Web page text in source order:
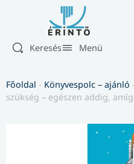
Keresés Menü
Főoldal - Könyvespolc – ajánló -
szükség – egészen addig,